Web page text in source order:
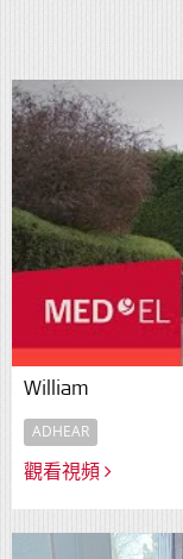
William
ADHEAR
觀看視頻